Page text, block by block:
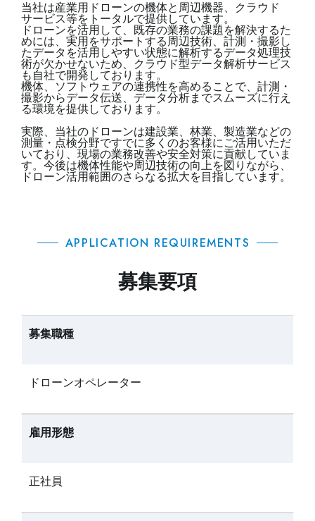
当社は産業用ドローンの機体と周辺機器、クラウド
サービス等をトータルで提供しています。
ドローンを活用して、既存の業務の課題を解決するた
めには、実用をサポートする周辺技術、計測・撮影し
たデータを活用しやすい状態に解析するデータ処理技
術が欠かせないため、クラウド型データ解析サービス
も自社で開発しております。
機体、ソフトウェアの連携性を高めることで、計測・
撮影からデータ伝送、データ分析までスムーズに行え
る環境を提供しております。
実際、当社のドローンは建設業、林業、製造業などの
測量・点検分野ですでに多くのお客様にご活用いただ
いており、現場の業務改善や安全対策に貢献していま
す。今後は機体性能や周辺技術の向上を図りながら、
ドローン活用範囲のさらなる拡大を目指しています。
APPLICATION REQUIREMENTS
募集要項
募集職種
ドローンオペレーター
雇用形態
正社員